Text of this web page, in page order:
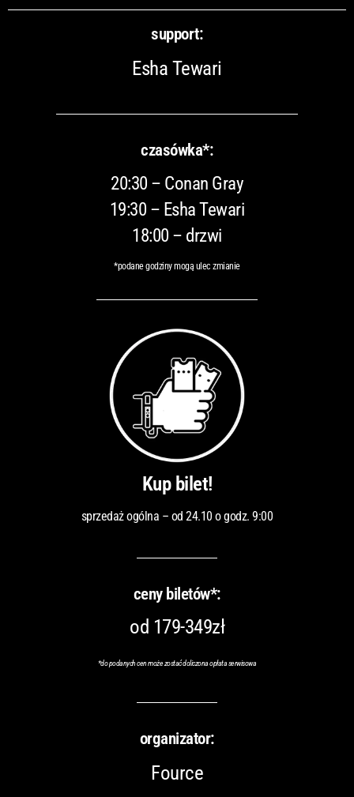
support:
Esha Tewari
czasówka*:
20:30 – Conan Gray
19:30 – Esha Tewari
18:00 – drzwi
*podane godziny mogą ulec zmianie
Kup bilet!
sprzedaż ogólna – od 24.10 o godz. 9:00
ceny biletów*:
od 179-349zł
*do podanych cen może zostać doliczona opłata serwisowa
organizator:
Fource